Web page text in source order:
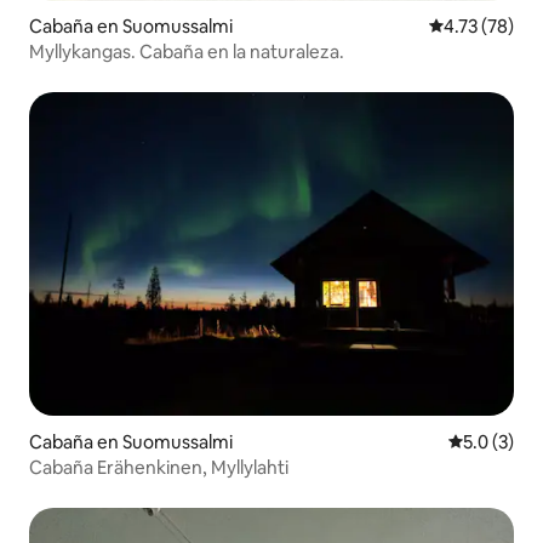
Cabaña en Suomussalmi Calificación
4.73 (78)
Myllykangas. Cabaña en la naturaleza.
Cabaña en Suomussalmi
5.0 (3)
Cabaña Erähenkinen, Myllylahti